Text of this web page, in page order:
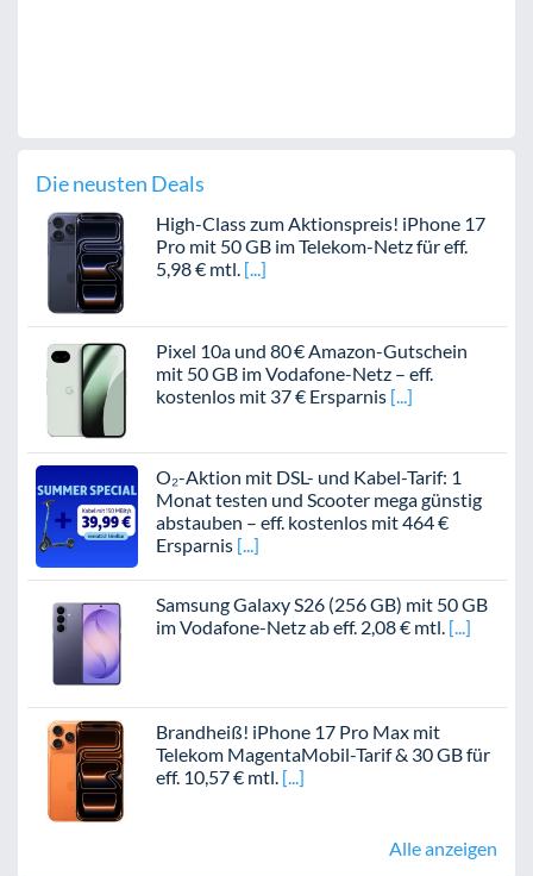
Die neusten Deals
High-Class zum Aktionspreis! iPhone 17
Pro mit 50 GB im Telekom-Netz für eff.
5,98 € mtl.
Pixel 10a und 80 € Amazon-Gutschein
mit 50 GB im Vodafone-Netz – eff.
kostenlos mit 37 € Ersparnis
O₂-Aktion mit DSL- und Kabel-Tarif: 1
Monat testen und Scooter mega günstig
abstauben – eff. kostenlos mit 464 €
Ersparnis
Samsung Galaxy S26 (256 GB) mit 50 GB
im Vodafone-Netz ab eff. 2,08 € mtl.
Brandheiß! iPhone 17 Pro Max mit
Telekom MagentaMobil-Tarif & 30 GB für
eff. 10,57 € mtl.
Alle anzeigen